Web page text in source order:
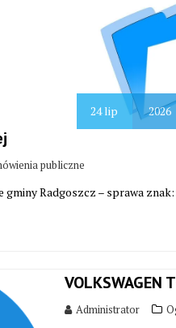
24lip 2026
publiczne
Radgoszcz – sprawa
VOLKSWAGEN
Administrator